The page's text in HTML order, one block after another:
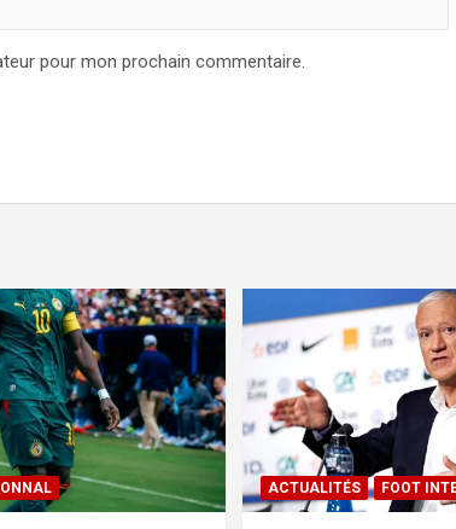
pour mon prochain commentaire.
ACTUALITÉS FOOT